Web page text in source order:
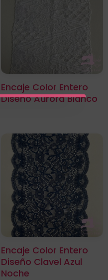
Encaje Color Entero
Diseño Aurora Blanco
Encaje Color Entero
Diseño Clavel Azul
Noche